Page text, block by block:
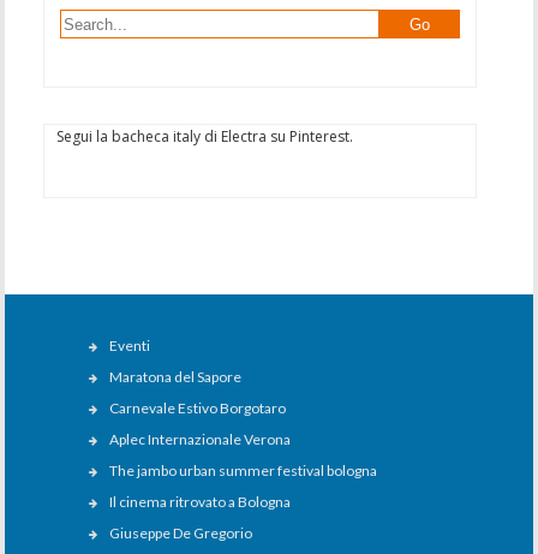
Segui la bacheca italy di Electra su Pinterest.
Eventi
Maratona del Sapore
Carnevale Estivo Borgotaro
Aplec Internazionale Verona
The jambo urban summer festival bologna
Il cinema ritrovato a Bologna
Giuseppe De Gregorio